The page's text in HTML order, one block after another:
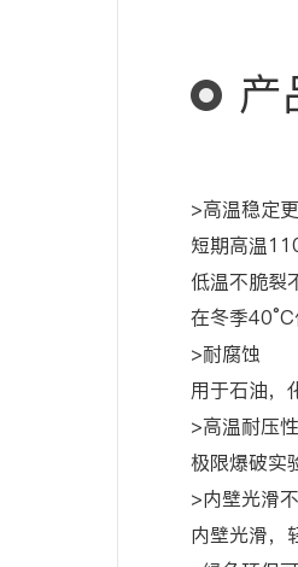
产
>高温稳定
短期高温
低温不脆裂
在冬季
>耐腐蚀
用于石油，
>高温耐压性
极限爆破实
>内壁光滑
内壁光滑，